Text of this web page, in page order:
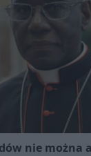
nie można